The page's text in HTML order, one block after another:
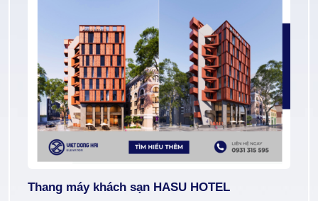
Thang máy khách sạn HASU HOTEL